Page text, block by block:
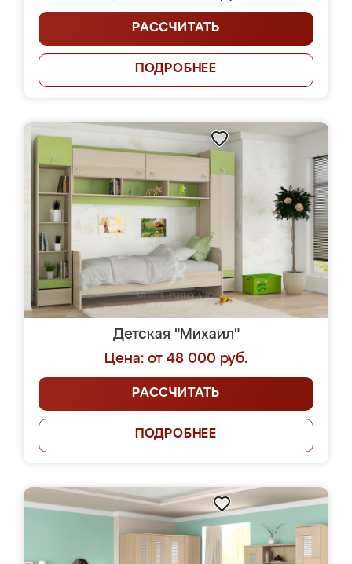
РАССЧИТАТЬ
ПОДРОБНЕЕ
Детская "Михаил"
Цена: от 48 000 руб.
РАССЧИТАТЬ
ПОДРОБНЕЕ